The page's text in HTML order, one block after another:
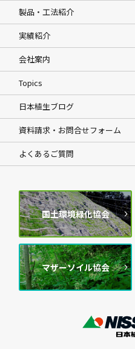
製品・工法紹介
実績紹介
会社案内
Topics
日本植生ブログ
資料請求・お問合せフォーム
よくあるご質問
国土環境緑化協会
マザーソイル協会